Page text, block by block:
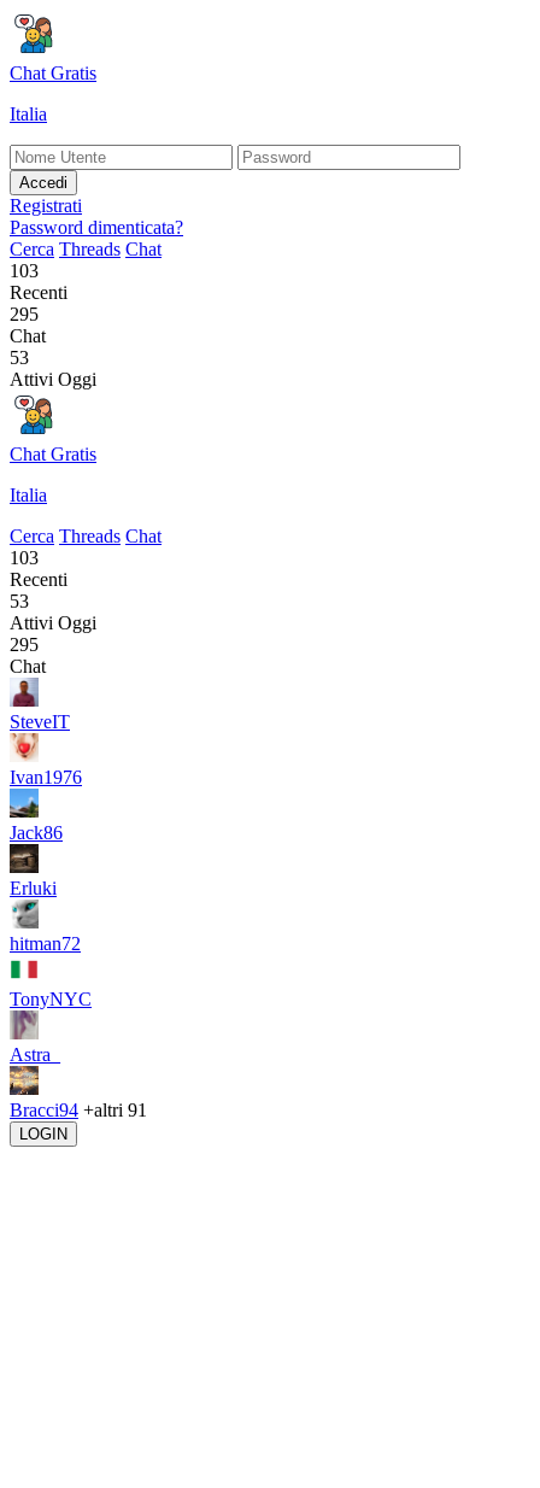
Chat Gratis
Italia
Accedi
Registrati
Password dimenticata?
Cerca Threads Chat
103
Recenti
295
Chat
53
Attivi Oggi
Chat Gratis
Italia
Cerca Threads Chat
103
Recenti
53
Attivi Oggi
295
Chat
SteveIT
Ivan1976
Jack86
Erluki
hitman72
TonyNYC
Astra_
Bracci94 +altri 91
LOGIN